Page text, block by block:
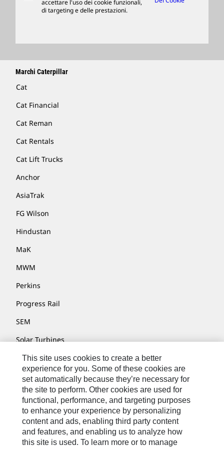
Trova Un Dealer
accettare l'uso dei cookie funzionali,
di targeting e delle prestazioni.
Marchi Caterpillar
Cat
Cat Financial
Cat Reman
Cat Rentals
Cat Lift Trucks
Anchor
AsiaTrak
FG Wilson
Hindustan
MaK
MWM
Perkins
Progress Rail
SEM
Solar Turbines
SPM Oil & Gas
Turner Powertrain Systems
Contatti
Mappa Del Sito
This site uses cookies to create a better
experience for you. Some of these cookies are
set automatically because they’re necessary for
the site to perform. Other cookies are used for
functional, performance, and targeting purposes
to enhance your experience by personalizing
content and ads, enabling third party content
and features, and enabling us to analyze how
this site is used. To learn more or to manage